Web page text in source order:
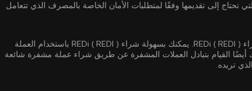
تحتاج إلى تقديمها وفقًا لمتطلبات الأمان الخاصة بالمصرف الذي تتعامل
أنت الآن جاهز لشراء REDi ( REDI ). يمكنك بسهولة شراء REDi ( REDI ) باستخدام العملة
أيضًا القيام بتبادل العملات المشفرة عن طريق شراء عملة مشفرة شائعة